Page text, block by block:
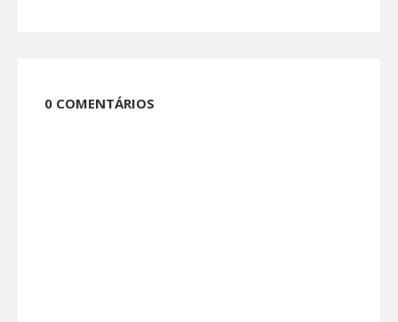
0 COMENTÁRIOS